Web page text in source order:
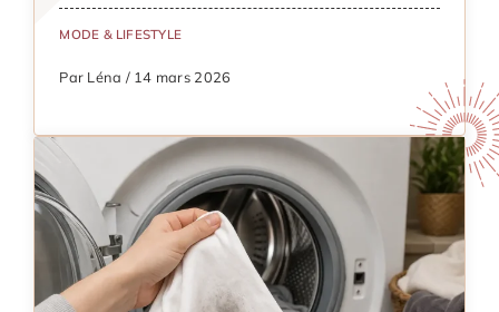
MODE & LIFESTYLE
Par Léna / 14 mars 2026